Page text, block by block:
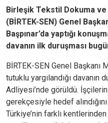
Birleşik Tekstil Dokuma
(BİRTEK-SEN) Genel
Başpınar’da yaptığı
davanın ilk duruşması
BİRTEK-SEN Genel Başkanı
tutuklu yargılandığı davanın
Adliyesi’nde görüldü.
gerekçesiyle hedef
Türkiye’nin farklı